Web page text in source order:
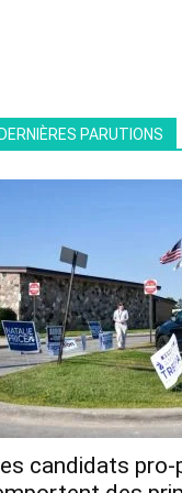
PARUTIONS
candidats